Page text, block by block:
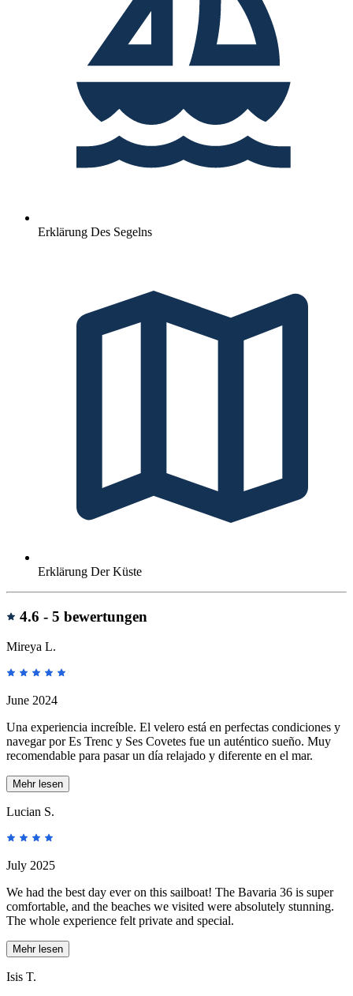
Erklärung Des Segelns
Erklärung Der Küste
Bewertungen
4.6 - 5 bewertungen
Mireya L.
June 2024
Una experiencia increíble. El velero está en perfectas condiciones y
navegar por Es Trenc y Ses Covetes fue un auténtico sueño. Muy
recomendable para pasar un día relajado y diferente en el mar.
Mehr lesen
Lucian S.
July 2025
We had the best day ever on this sailboat! The Bavaria 36 is super
comfortable, and the beaches we visited were absolutely stunning.
The whole experience felt private and special.
Mehr lesen
Isis T.